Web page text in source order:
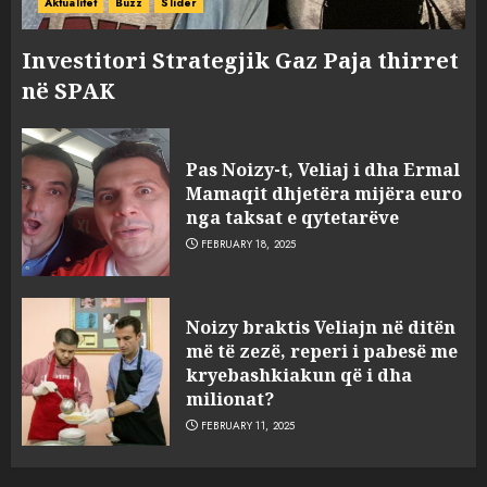
Investitori Strategjik Gaz Paja thirret
në SPAK
Pas Noizy-t, Veliaj i dha Ermal
Mamaqit dhjetëra mijëra euro
nga taksat e qytetarëve
FEBRUARY 18, 2025
Noizy braktis Veliajn në ditën
më të zezë, reperi i pabesë me
kryebashkiakun që i dha
milionat?
FEBRUARY 11, 2025
3
sulmuan “One Albania”,
ngjarja u fsheh. A u vodhën
serverat?
MARCH 25, 2025